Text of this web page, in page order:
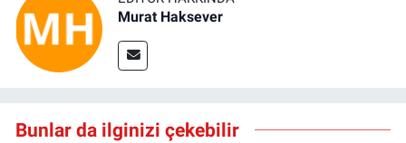
Murat Haksever
Bunlar da ilginizi çekebilir